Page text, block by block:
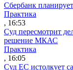
Сбербанк
Практика
, 16:53
Суд пересмотрит
решение МКАС
Практика
, 16:05
Суд ЕС истолкует